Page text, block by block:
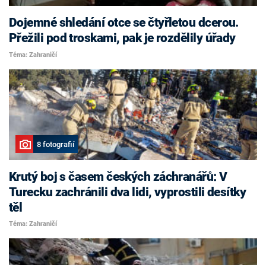
Dojemné shledání otce se čtyřletou dcerou.
Přežili pod troskami, pak je rozdělily úřady
Téma: Zahraničí
8 fotografií
Krutý boj s časem českých záchranářů: V
Turecku zachránili dva lidi, vyprostili desítky
těl
Téma: Zahraničí